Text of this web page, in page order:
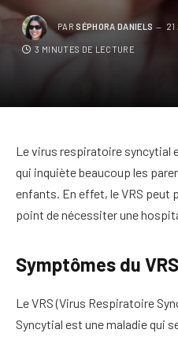
PAR SÉPHORA DANIELS 21
3 MINUTES DE LECTURE
Le virus respiratoire syncytial
qui inquiète beaucoup les
enfants. En effet, le VRS peut
point de nécessiter une
Symptômes du VRS
Le VRS (Virus Respiratoire
Syncytial est une maladie qui